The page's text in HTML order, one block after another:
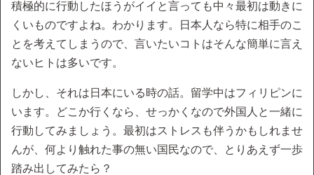
積極的に行動したほうがイイと言っても中々最初は動きに
くいものですよね。わかります。日本人なら特に相手のこ
とを考えてしまうので、言いたいコトはそんな簡単に言え
ないヒトは多いです。
しかし、それは日本にいる時の話。留学中はフィリピンに
います。どこか行くなら、せっかくなので外国人と一緒に
行動してみましょう。最初はストレスも伴うかもしれませ
んが、何より触れた事の無い国民なので、とりあえず一歩
踏み出してみたら？